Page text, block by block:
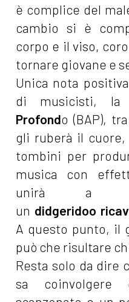
è complice del
cambio si è
corpo e il viso,
tornare giovane e
Unica nota
di musicisti, la
Profondo (BAP),
gli ruberà il
tombini per
musica con
unirà a
un didgeridoo
A questo punto, il
può che risultare
Resta solo da dire
sa